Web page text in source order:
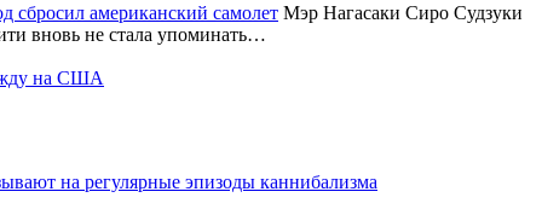
сбросил американский самолет Мэр Нагасаки Сиро Судзуки
вновь не стала упоминать…
на США
на регулярные эпизоды каннибализма